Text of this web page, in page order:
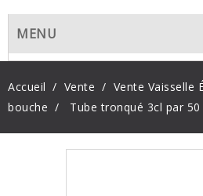
MENU
Accueil Vente Vente Vaisselle
bouche
Tube tronqué 3cl par 50